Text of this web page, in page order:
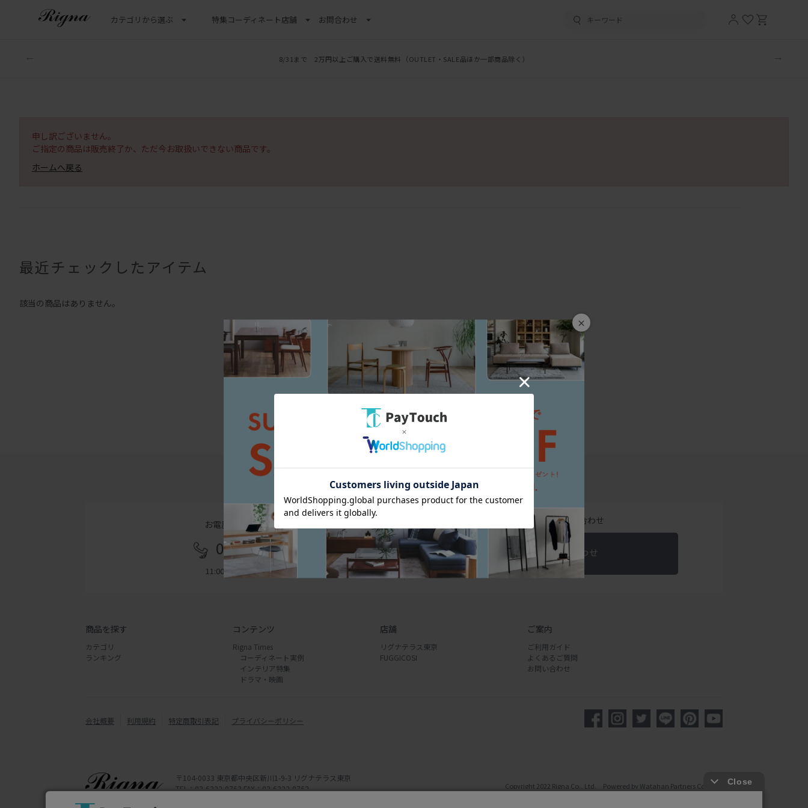
カテゴリから選ぶ 特集コーディネート店舗 お問合わせ
×
8/31まで 2万円以上ご購入で送料無料 （OUTLET・SALE品ほか一部商品除く）
申し訳ございません。
ご指定の商品は販売終了か、ただ今お取扱いできない商品です。
ホームへ戻る
最近チェックしたアイテム
該当の商品はありません。
スマートフォン
お電話でのお問い合わせ
03-6222-0763
11:00 - 18:00（土日定休）
メールでのお問い合わせ
お問い合わせ
商品を探す
カテゴリ
ランキング
コンテンツ
Rigna Times
コーディネート実例
インテリア特集
ドラマ・映画
店舗
リグナテラス東京
FUGGICOSI
ご案内
ご利用ガイド
よくあるご質問
お問い合わせ
会社概要 利用規約 特定商取引表記 プライバシーポリシー
〒104-0033 東京都中央区新川1-9-3 リグナテラス東京
TEL：03-6222-0763 FAX：03-6222-0762
Copyright 2022 Rigna Co., Ltd. Powered by Watahan Partners Co., Ltd.